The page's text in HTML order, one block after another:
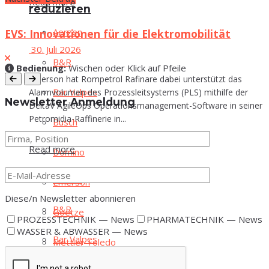
Aer­zen
B&R
Bar Val­pes
Busch
Domi­no
Emer­son
Goe­t­ze
Mett­ler Toledo
reduzieren
30. Juli 2026
Emerson hat Rompetrol Rafinare dabei unterstützt das
Alarmvolumen des Prozessleitsystems (PLS) mithilfe der
DeltaV AgileOps Operationsmanagement-Software in seiner
Petromidia-Raffinerie in...
Read more
Aer­zen
B&R
Bar Val­pes
EVS: Innovationen für die Elektromobilität
Bedie­nung:Wischen oder Klick auf Pfeile
News­let­ter Anmeldung
Diese/n News­let­ter abonnieren
PROZESSTECHNIK — News
PHARMATECHNIK — News
WASSER & ABWASSER — News